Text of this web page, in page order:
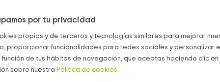
por tu privacidad
propias y de terceros y tecnologías similares para mejorar
proporcionar funcionalidades para redes sociales y personalizar
de tus hábitos de navegación, que aceptas haciendo clic
sobre nuestra Política de cookies.
vistas al río Ebro, y desde la que también se puede
que englobajardín con piscinaen el centro y zona de
coches.